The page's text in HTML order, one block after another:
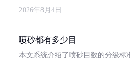
2026年8月4日
喷砂都有多少目
本文系统介绍了喷砂目数的分级标